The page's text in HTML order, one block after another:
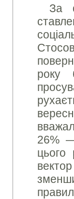
За
року
26%
цього